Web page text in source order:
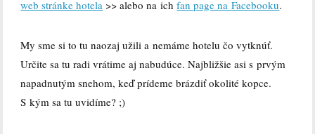
web stránke hotela >> alebo na ichfan page na Facebooku.
My sme si to tu naozaj užili a nemáme hotelu čo vytknúť.
Určite sa tu radi vrátime aj nabudúce. Najbližšie asi s prvým
napadnutým snehom, keď prídeme brázdiť okolité kopce.
S kým sa tu uvidíme? ;)